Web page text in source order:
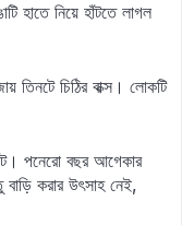
হাতে নিয়ে হাঁটতে লাগল
তিনটে চিঠির বাক্স। লোকটি
পনেরো বছর আগেকার
করার উৎসাহ নেই,